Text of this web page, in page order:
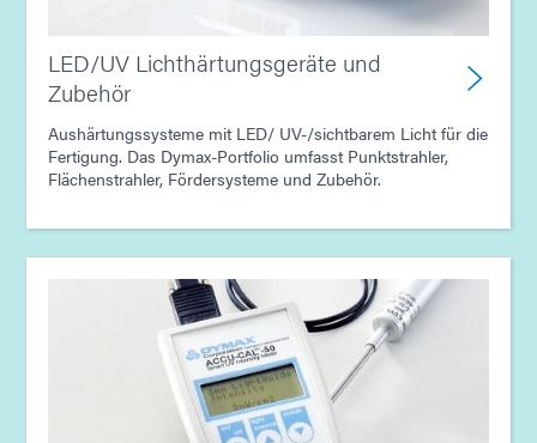
LED/UV Lichthärtungsgeräte und
Zubehör
Aushärtungssysteme mit LED/ UV-/sichtbarem Licht für die
Fertigung. Das Dymax-Portfolio umfasst Punktstrahler,
Flächenstrahler, Fördersysteme und Zubehör.